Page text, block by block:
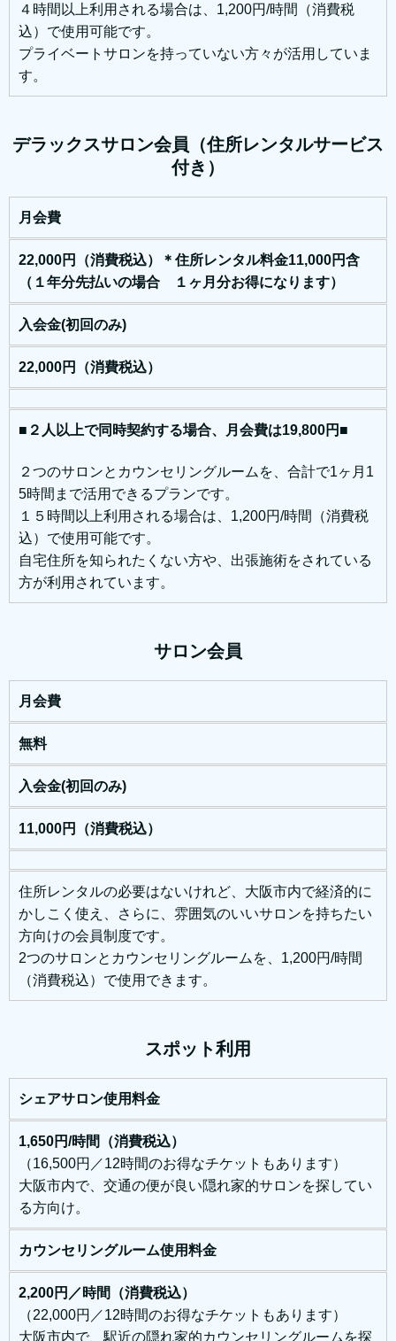
４時間以上利用される場合は、1,200円/時間（消費税
込）で使用可能です。
プライベートサロンを持っていない方々が活用していま
す。
デラックスサロン会員（住所レンタルサービス
付き）
月会費
22,000円（消費税込）＊住所レンタル料金11,000円含
（１年分先払いの場合 １ヶ月分お得になります）
入会金(初回のみ)
22,000円（消費税込）
■２人以上で同時契約する場合、月会費は19,800円■
２つのサロンとカウンセリングルームを、合計で1ヶ月1
5時間まで活用できるプランです。
１５時間以上利用される場合は、1,200円/時間（消費税
込）で使用可能です。
自宅住所を知られたくない方や、出張施術をされている
方が利用されています。
サロン会員
月会費
無料
入会金(初回のみ)
11,000円（消費税込）
住所レンタルの必要はないけれど、 大阪市内で経済的に
かしこく使え、さらに、 雰囲気のいいサロンを持ちたい
方向けの会員制度です。
2つのサロンとカウンセリングルームを、1,200円/時間
（消費税込）で使用できます。
スポット利用
シェアサロン使用料金
1,650円/時間（消費税込）
（16,500円／12時間のお得なチケットもあります）
大阪市内で、交通の便が良い隠れ家的サロンを探してい
る方向け。
カウンセリングルーム使用料金
2,200円／時間（消費税込）
（22,000円／12時間のお得なチケットもあります）
大阪市内で、駅近の隠れ家的カウンセリングルームを探